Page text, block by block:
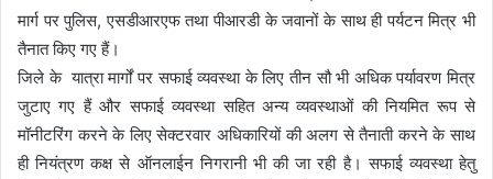
मार्ग पर पुलिस, एसडीआरएफ तथा पीआरडी के जवानों के साथ ही पर्यटन मित्र भी
तैनात किए गए हैं।
जिले के यात्रा मार्गों पर सफाई व्यवस्था के लिए तीन सौ भी अधिक पर्यावरण मित्र
जुटाए गए हैं और सफाई व्यवस्था सहित अन्य व्यवस्थाओं की नियमित रूप से
मॉनीटरिंग करने के लिए सेक्टरवार अधिकारियों की अलग से तैनाती करने के साथ
ही नियंत्रण कक्ष से ऑनलाईन निगरानी भी की जा रही है। सफाई व्यवस्था हेतु